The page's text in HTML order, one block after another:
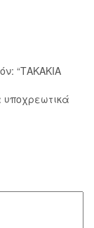
“ΤΑΚΑΚΙΑ